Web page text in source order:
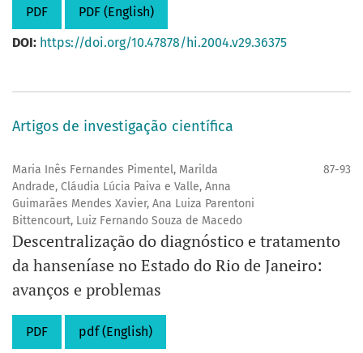
PDF
PDF (English)
DOI: https://doi.org/10.47878/hi.2004.v29.36375
Artigos de investigação científica
Maria Inês Fernandes Pimentel, Marilda
Andrade, Cláudia Lúcia Paiva e Valle, Anna
Guimarães Mendes Xavier, Ana Luiza Parentoni
Bittencourt, Luiz Fernando Souza de Macedo
87-93
Descentralização do diagnóstico e tratamento
da hanseníase no Estado do Rio de Janeiro:
avanços e problemas
PDF
pdf (English)